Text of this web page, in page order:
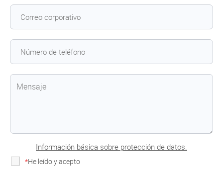
Información básica sobre protección de datos.
He leído y acepto
*